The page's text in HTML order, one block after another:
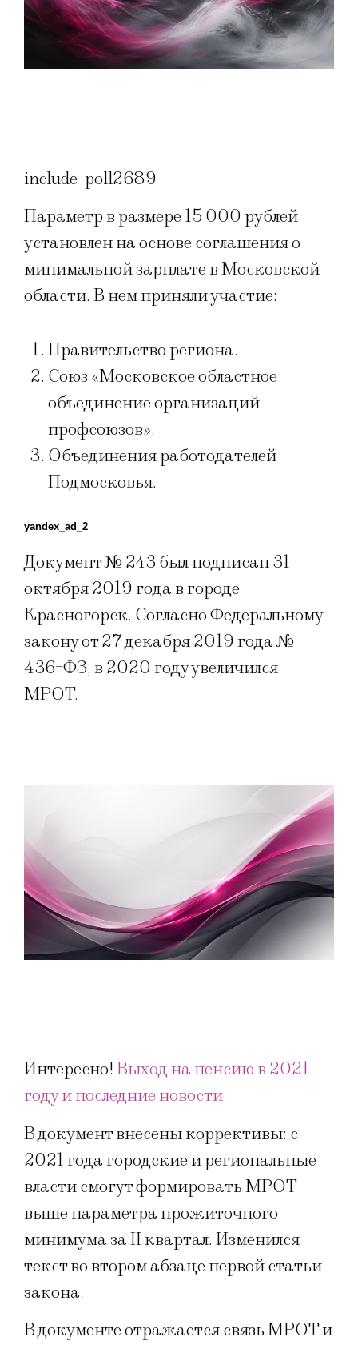
include_poll2689
Параметр в размере 15 000 рублей
установлен на основе соглашения о
минимальной зарплате в Московской
области. В нем приняли участие:
Правительство региона.
Союз «Московское областное
объединение организаций
профсоюзов».
Объединения работодателей
Подмосковья.
yandex_ad_2
Документ № 243 был подписан 31
октября 2019 года в городе
Красногорск. Согласно Федеральному
закону от 27 декабря 2019 года №
436-ФЗ, в 2020 году увеличился
МРОТ.
Интересно!Выход на пенсию в 2021
году и последние новости
В документ внесены коррективы: с
2021 года городские и региональные
власти смогут формировать МРОТ
выше параметра прожиточного
минимума за II квартал. Изменился
текст во втором абзаце первой статьи
закона.
В документе отражается связь МРОТ и